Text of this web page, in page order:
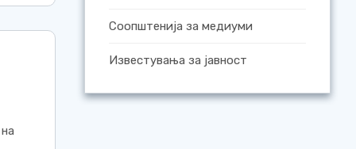
Соопштенија за медиуми
Известувања за јавност